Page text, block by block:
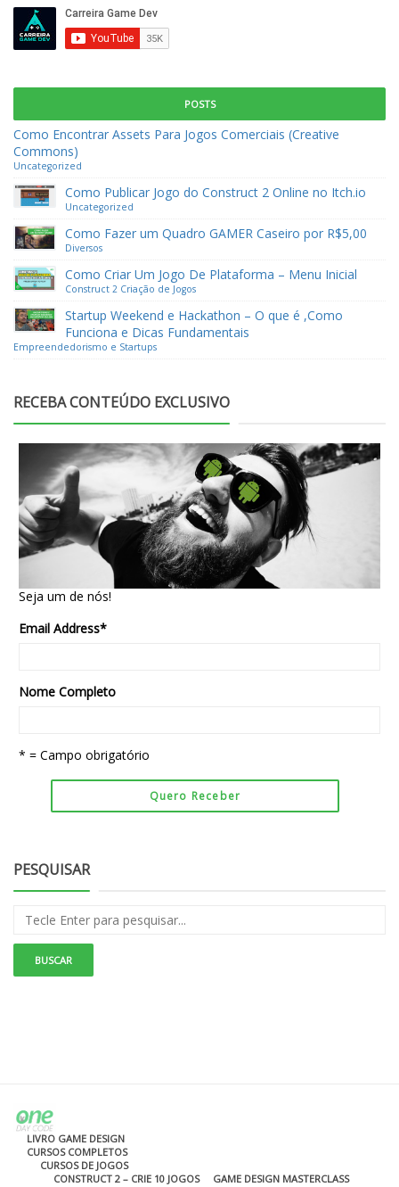
POSTS
Como Encontrar Assets Para Jogos Comerciais (Creative
Commons)
Uncategorized
Como Publicar Jogo do Construct 2 Online no Itch.io
Uncategorized
Como Fazer um Quadro GAMER Caseiro por R$5,00
Diversos
Como Criar Um Jogo De Plataforma – Menu Inicial
Construct 2 Criação de Jogos
Startup Weekend e Hackathon – O que é ,Como
Funciona e Dicas Fundamentais
Empreendedorismo e Startups
RECEBA CONTEÚDO EXCLUSIVO
Seja um de nós!
Email Address*
Nome Completo
* = Campo obrigatório
PESQUISAR
LIVRO GAME DESIGN
CURSOS COMPLETOS
CURSOS DE JOGOS
CONSTRUCT 2 – CRIE 10 JOGOS
GAME DESIGN MASTERCLASS